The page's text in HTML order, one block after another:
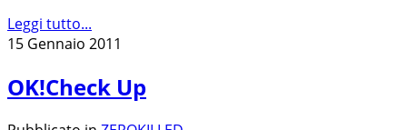
Leggi tutto...
15 Gennaio 2011
OK!Check Up